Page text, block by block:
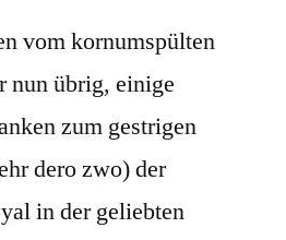
vom kornumspülten
nun übrig, einige
zum gestrigen
dero zwo) der
in der geliebten